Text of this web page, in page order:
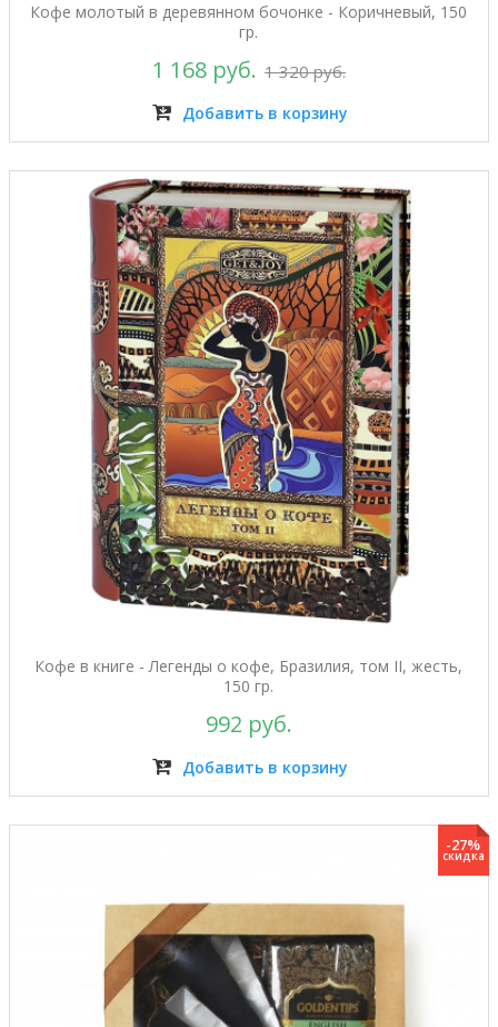
Кофе молотый в деревянном бочонке - Коричневый, 150
гр.
1 168 руб. 1 320 руб.
Добавить в корзину
Кофе в книге - Легенды о кофе, Бразилия, том II, жесть,
150 гр.
992 руб.
Добавить в корзину
-27%
скидка